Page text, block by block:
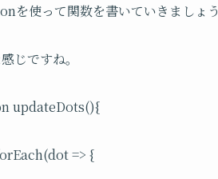
を使って関数を書いていきまし
じですね。
updateDots(){
=> {